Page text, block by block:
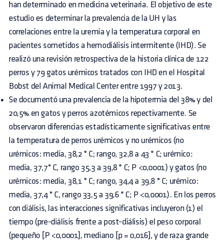
han determinado en medicina veterinaria. El objetivo de este
estudio es determinar la prevalencia de la UH y las
correlaciones entre la uremia y la temperatura corporal en
pacientes sometidos a hemodiálisis intermitente (IHD). Se
realizó una revisión retrospectiva de la historia clínica de 122
perros y 79 gatos urémicos tratados con IHD en el Hospital
Bobst del Animal Medical Center entre 1997 y 2013.
Se documentó una prevalencia de la hipotermia del 38% y del
20,5% en gatos y perros azotémicos repectivamente. Se
observaron diferencias estadísticamente significativas entre
la temperatura de perros urémicos y no urémicos (no
urémicos: media, 38,2 ° C; rango, 32,8 a 43 ° C; urémico:
media, 37,7° C, rango 35,3 a 39,8 ° C; P <0,0001) y gatos (no
urémicos: media, 38,1 ° C; rango, 34,4 a 39,8 ° C; urémico:
media, 37,4 ° C, rango 33,5 a 39,6 ° C; P <0,0001). En los perros
con diálisis, las interacciones significativas incluyeron (1) el
tiempo (pre-diálisis frente a post-diálisis) el peso corporal
(pequeño [P <0,0001], mediano [p = 0,016], y de raza grande